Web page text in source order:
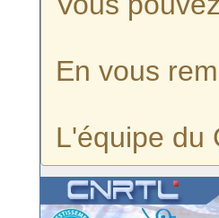
En vous
L'équipe du